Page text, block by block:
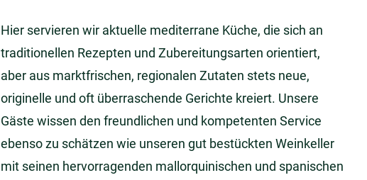
Hier servieren wir aktuelle mediterrane Küche, die sich an
traditionellen Rezepten und Zubereitungsarten orientiert,
aber aus marktfrischen, regionalen Zutaten stets neue,
originelle und oft überraschende Gerichte kreiert. Unsere
Gäste wissen den freundlichen und kompetenten Service
ebenso zu schätzen wie unseren gut bestückten Weinkeller
mit seinen hervorragenden mallorquinischen und spanischen